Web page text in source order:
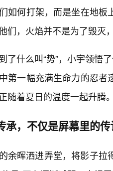
如何打架，而是坐在地
们，火焰并不是为了毁灭
了什么叫“势”，小宇领悟
第一幅充满生命力的忍
随着夏日的温度一起升腾
承，不仅是屏幕里的
余晖洒进弄堂，将影子